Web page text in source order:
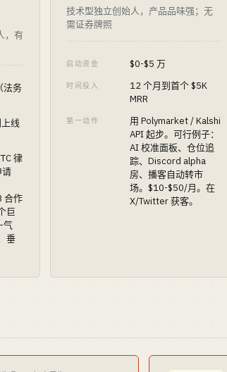
，有
法务
线
律
请
合作
巨
气
垂
技术型独立创始人，产品品味强；无
需证券牌照
启动资金 $0-$5 万
时间投入
12 个月到首个 $5K
MRR
第一动作
用 Polymarket / Kalshi
API 起步。可行例子：
AI 校准面板、仓位追
踪、Discord alpha
房、播客自动转市
场。$10-$50/月。在
X/Twitter 获客。